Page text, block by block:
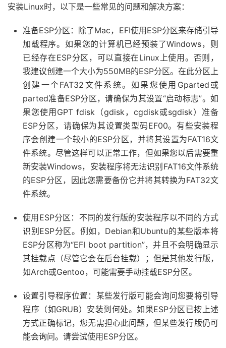
安装Linux时，以下是一些常见的问题和解决方案：
准备ESP分区：除了Mac，EFI使用ESP分区来存储引导
加载程序。如果您的计算机已经预装了Windows，则
已经存在ESP分区，可以直接在Linux上使用。否则，
我建议创建一个大小为550MB的ESP分区。在此分区上
创建一个FAT32文件系统。如果您使用Gparted或
parted准备ESP分区，请确保为其设置“启动标志”。如
果您使用GPT fdisk（gdisk，cgdisk或sgdisk）准备
ESP分区，请确保为其设置类型码EF00。有些安装程
序会创建一个较小的ESP分区，并将其设置为FAT16文
件系统。尽管这样可以正常工作，但如果您以后需要重
新安装Windows，安装程序将无法识别FAT16文件系统
的ESP分区，因此您需要备份它并将其转换为FAT32文
件系统。
使用ESP分区：不同的发行版的安装程序以不同的方式
识别ESP分区。例如，Debian和Ubuntu的某些版本将
ESP分区称为“EFI boot partition”，并且不会明确显示
其挂载点（尽管它会在后台挂载）；但是其他发行版，
如Arch或Gentoo，可能需要手动挂载ESP分区。
设置引导程序位置：某些发行版可能会询问您要将引导
程序（如GRUB）安装到何处。如果ESP分区已按上述
方式正确标记，您无需担心此问题，但某些发行版仍可
能会询问。请尝试使用ESP分区。